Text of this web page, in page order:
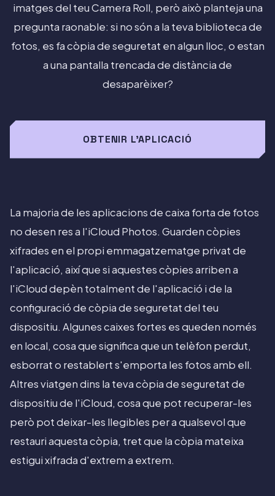
imatges del teu Camera Roll, però això planteja una
pregunta raonable: si no són a la teva biblioteca de
fotos, es fa còpia de seguretat en algun lloc, o estan
a una pantalla trencada de distància de
desaparèixer?
OBTENIR L'APLICACIÓ
La majoria de les aplicacions de caixa forta de fotos
no desen res a l'iCloud Photos. Guarden còpies
xifrades en el propi emmagatzematge privat de
l'aplicació, així que si aquestes còpies arriben a
l'iCloud depèn totalment de l'aplicació i de la
configuració de còpia de seguretat del teu
dispositiu. Algunes caixes fortes es queden només
en local, cosa que significa que un telèfon perdut,
esborrat o restablert s'emporta les fotos amb ell.
Altres viatgen dins la teva còpia de seguretat de
dispositiu de l'iCloud, cosa que pot recuperar-les
però pot deixar-les llegibles per a qualsevol que
restauri aquesta còpia, tret que la còpia mateixa
estigui xifrada d'extrem a extrem.